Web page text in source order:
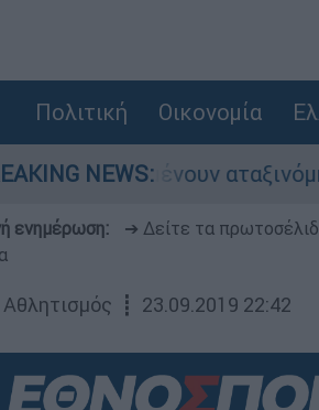
Πολιτική Οικονομία
NEWS:
παραμένουν αταξινόμητα -
ενημέρωση: ➔ Δείτε τα
Αθλητισμός ┋ 23.09.2019 22:42